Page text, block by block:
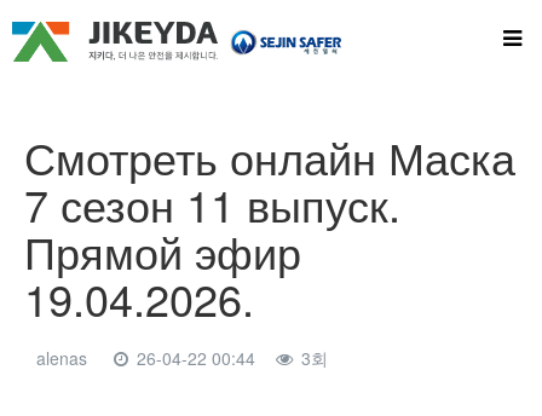
Смотреть онлайн Маска
7 сезон 11 выпуск.
Прямой эфир
19.04.2026.
alenas 26-04-22 00:44 3회